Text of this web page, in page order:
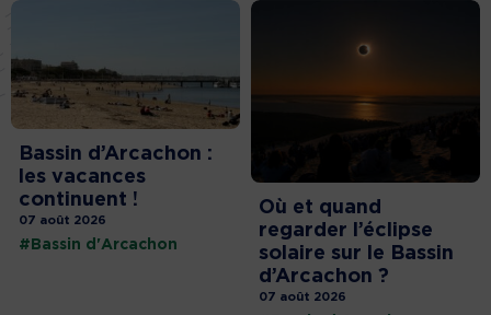
Bassin d’Arcachon :
les vacances
continuent !
07 août 2026
#Bassin d'Arcachon
Où et quand
regarder l’éclipse
solaire sur le Bassin
d’Arcachon ?
07 août 2026